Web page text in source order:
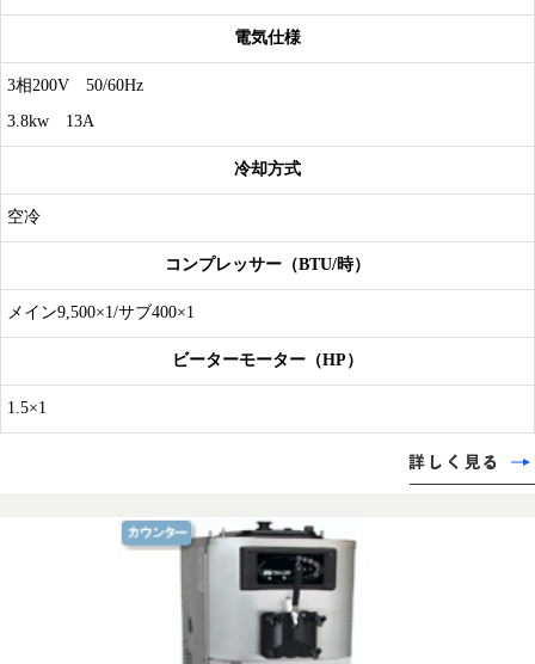
電気仕様
3相200V 50/60Hz
3.8kw 13A
冷却方式
空冷
コンプレッサー（BTU/時）
メイン9,500×1/サブ400×1
ビーターモーター（HP）
1.5×1